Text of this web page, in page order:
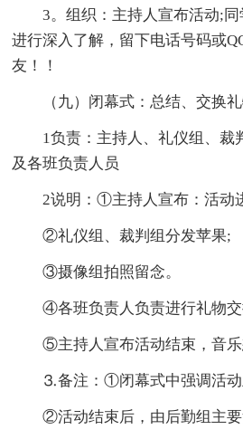
3。组织：主持人宣布活动;同
进行深入了解，留下电话号码或
友！！
（九）闭幕式：总结、交换礼
1负责：主持人、礼仪组、裁
及各班负责人员
2说明：①主持人宣布：活动进
②礼仪组、裁判组分发苹果;
③摄像组拍照留念。
④各班负责人负责进行礼物交
⑤主持人宣布活动结束，音乐
⒊备注：①闭幕式中强调活动
②活动结束后，由后勤组主要